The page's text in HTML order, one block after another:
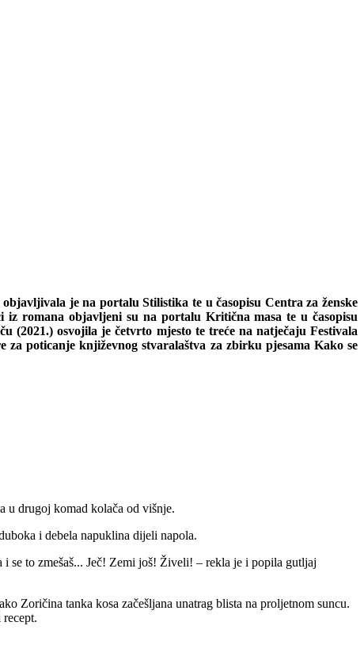
je na portalu Stilistika te u časopisu Centra za ženske
romana objavljeni su na portalu Kritična masa te u časopisu
osvojila je četvrto mjesto te treće na natječaju Festivala
poticanje književnog stvaralaštva za zbirku pjesama Kako se
u drugoj komad kolača od višnje.
i debela napuklina dijeli napola.
se to zmešaš... Ječ! Zemi još! Živeli! – rekla je i popila gutljaj
Zoričina tanka kosa začešljana unatrag blista na proljetnom suncu.